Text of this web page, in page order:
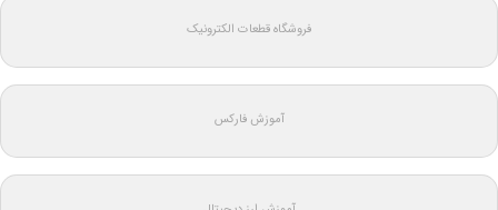
فروشگاه قطعات الکترونیک
آموزش فارکس